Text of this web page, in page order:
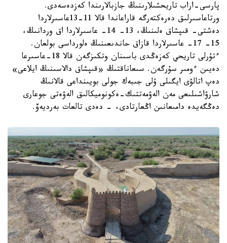
پارسى-اراب تاريحشىلارىنىڭ جازبالارىندا كەزدەسەدى.
ورتاعاسىرلىق دەرەكتەرگە قاراعاندا قالا 11-13عاسىرلاردا
دەشتى- قىپشاق ەلىنىڭ، 13- 14- عاسىرلاردا اق وردانىڭ،
15- 17- عاسىرلاردا قازاق حاندىعىنىڭ ەلورداسى بولعان.
ءتۇرلى تاريحي كەزەڭدى باسىنان وتكىزگەن قالا 18-عاسىرعا
دەيىن ءومىر سۇرگەن. سىعاناقتىڭ «قىپشاق دالاسىنىڭ ايلاعى»
دەپ اتالۋى ايگىلى ۇلى جىبەك جولى بويىنداعى قالانىڭ
شارۋاشىلىعى مەن الەۋمەتتىك-ەكونوميكالىق الەۋەتى جوعارى
دەڭگەيدە دامىعانىن اڭعارتادى، - دەدى تالعات بەرديەۆ.